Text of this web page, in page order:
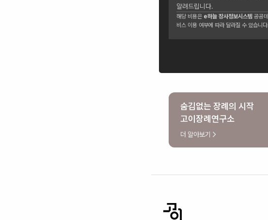
알려드립니다.
해당 비용은 e하늘 장사정보시스템 공공
비스 이용 여부에 따라 달라질 수 있습니다.
숨김없는 장례의 시작
고이장례연구소
더 알아보기